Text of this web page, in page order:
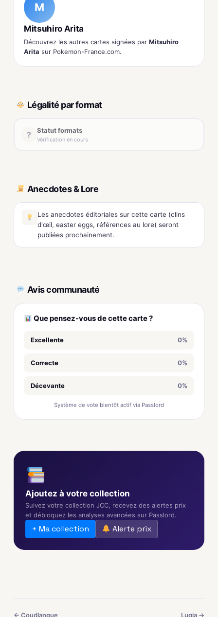
M
Mitsuhiro Arita
Découvrez les autres cartes signées par Mitsuhiro
Arita sur Pokemon-France.com.
Légalité par format
? Statut formats
Vérification en cours
Anecdotes & Lore
Les anecdotes éditoriales sur cette carte (clins
d'œil, easter eggs, références au lore) seront
publiées prochainement.
Avis communauté
Que pensez-vous de cette carte ?
Excellente 0%
Correcte 0%
Décevante 0%
Système de vote bientôt actif via Passlord
Ajoutez à votre collection
Suivez votre collection JCC, recevez des alertes prix
et débloquez les analyses avancées sur Passlord.
+ Ma collection Alerte prix
← Coudlangue Lugia →